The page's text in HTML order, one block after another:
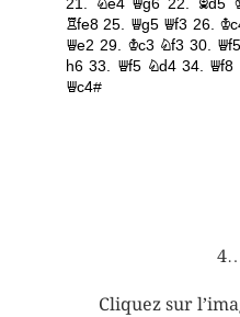
Cliquez sur